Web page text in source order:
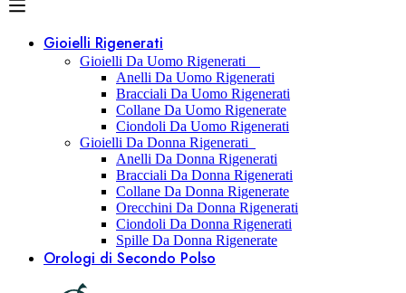
Gioielli Rigenerati
Gioielli Da Uomo Rigenerati
Anelli Da Uomo Rigenerati
Bracciali Da Uomo Rigenerati
Collane Da Uomo Rigenerate
Ciondoli Da Uomo Rigenerati
Gioielli Da Donna Rigenerati
Anelli Da Donna Rigenerati
Bracciali Da Donna Rigenerati
Collane Da Donna Rigenerate
Orecchini Da Donna Rigenerati
Ciondoli Da Donna Rigenerati
Spille Da Donna Rigenerate
Orologi di Secondo Polso